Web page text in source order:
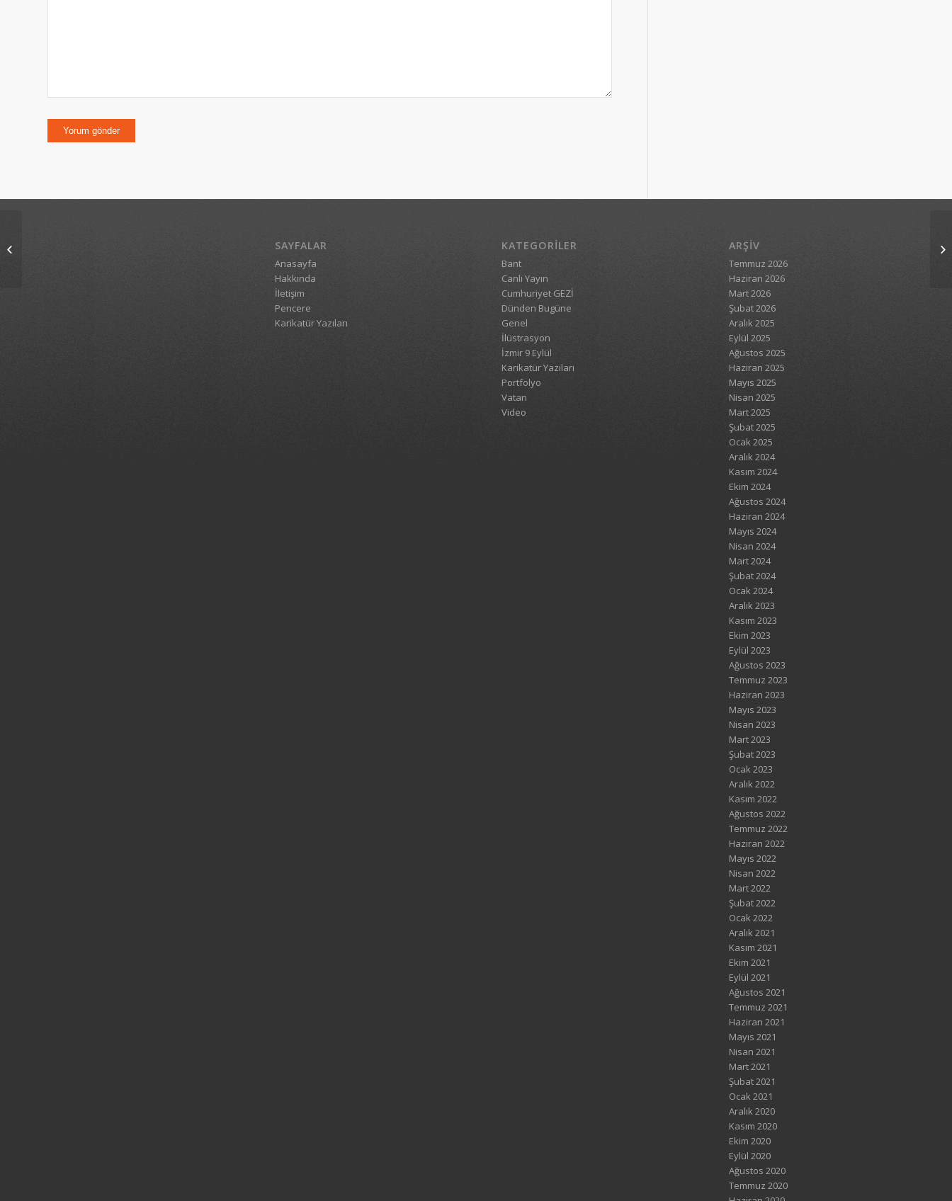
SAYFALAR
Anasayfa
Hakkında
İletişim
Pencere
Karikatür Yazıları
KATEGORILER
Bant
Canlı Yayın
Cumhuriyet GEZİ
Dünden Bugüne
Genel
İlüstrasyon
İzmir 9 Eylül
Karikatür Yazıları
Portfolyo
Vatan
Video
ARŞIV
Temmuz 2026
Haziran 2026
Mart 2026
Şubat 2026
Aralık 2025
Eylül 2025
Ağustos 2025
Haziran 2025
Mayıs 2025
Nisan 2025
Mart 2025
Şubat 2025
Ocak 2025
Aralık 2024
Kasım 2024
Ekim 2024
Ağustos 2024
Haziran 2024
Mayıs 2024
Nisan 2024
Mart 2024
Şubat 2024
Ocak 2024
Aralık 2023
Kasım 2023
Ekim 2023
Eylül 2023
Ağustos 2023
Temmuz 2023
Haziran 2023
Mayıs 2023
Nisan 2023
Mart 2023
Şubat 2023
Ocak 2023
Aralık 2022
Kasım 2022
Ağustos 2022
Temmuz 2022
Haziran 2022
Mayıs 2022
Nisan 2022
Mart 2022
Şubat 2022
Ocak 2022
Aralık 2021
Kasım 2021
Ekim 2021
Eylül 2021
Ağustos 2021
Temmuz 2021
Haziran 2021
Mayıs 2021
Nisan 2021
Mart 2021
Şubat 2021
Ocak 2021
Aralık 2020
Kasım 2020
Ekim 2020
Eylül 2020
Ağustos 2020
Temmuz 2020